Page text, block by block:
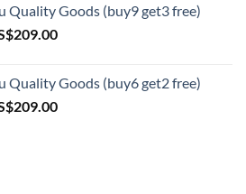
through
S$209.00
Quality Goods (buy9 get3 free)
209.00Price
through
S$209.00
Quality Goods (buy6 get2 free)
209.00Price